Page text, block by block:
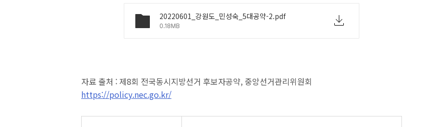
20220601_강원도_민성숙_5대공약-2.pdf
0.18MB
자료 출처 : 제8회 전국동시지방선거 후보자공약, 중앙선거관리위원회
https://policy.nec.go.kr/